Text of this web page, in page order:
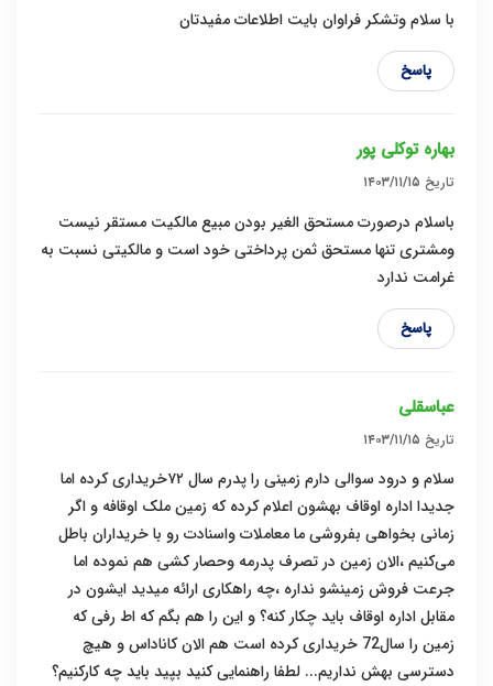
با سلام وتشکر فراوان بایت اطلاعات مفیدتان
پاسخ
بهاره توکلی پور
تاریخ ۱۴۰۳/۱۱/۱۵
باسلام درصورت مستحق الغیر بودن مبیع مالکیت مستقر نیست
ومشتری تنها مستحق ثمن پرداختی خود است و مالکیتی نسبت به
غرامت ندارد
پاسخ
عباسقلی
تاریخ ۱۴۰۳/۱۱/۱۵
سلام و درود سوالی دارم زمینی را پدرم سال ۷۲خریداری کرده اما
جدیدا اداره اوقاف بهشون اعلام کرده که زمین ملک اوقافه و اگر
زمانی بخواهی بفروشی ما معاملات واسنادت رو با خریداران باطل
می‌کنیم ،الان زمین در تصرف پدرمه وحصار کشی هم نموده اما
جرعت فروش زمینشو نداره ،چه راهکاری ارائه میدید ایشون در
مقابل اداره اوقاف باید چکار کنه؟ و این را هم بگم که اط رفی که
زمین را سال72 خریداری کرده است هم الان کاناداس و هیچ
دسترسی بهش نداریم... لطفا راهنمایی کنید بپید باید چه کارکنیم؟